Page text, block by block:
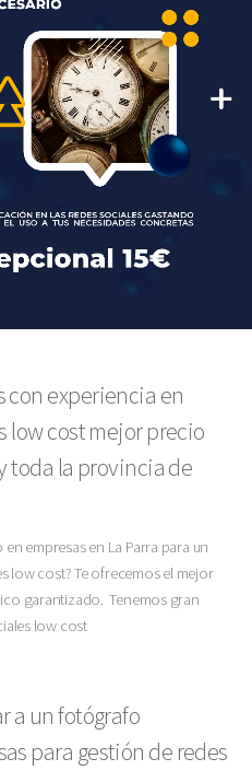
con experiencia en
low cost mejor precio
toda la provincia de
empresas en La Parra para un
low cost? Te ofrecemos el mejor
garantizado. Tenemos gran
low cost
a un fotógrafo
para gestión de redes